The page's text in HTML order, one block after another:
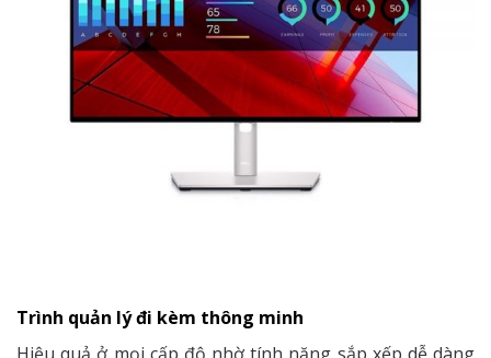
Trình quản lý đi kèm thông minh